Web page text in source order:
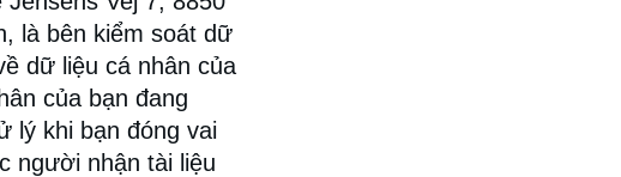
là bên kiểm soát dữ
dữ liệu cá nhân của
của bạn đang
lý khi bạn đóng vai
người nhận tài liệu